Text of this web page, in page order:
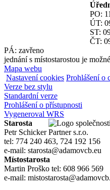
PO:
ÚT:
ST:
ČT:
PÁ: zavřeno
jednání s místostarostou je
Mapa webu
Nastavení cookies Prohlášení o
Verze bez stylu
Standardní verze
Prohlášení o přístupnosti
Vygeneroval WRS
Starosta
Petr Schicker
tel: 774 240 463, 724 192 156
e-mail: starosta@adamovcb.eu
Místostarosta
Martin Proško tel: 608 966 569
e-mail: